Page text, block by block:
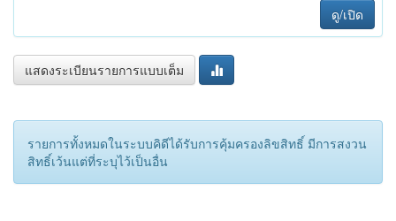
ดู/เปิด
แสดงระเบียนรายการแบบเต็ม
รายการทั้งหมดในระบบคิดีได้รับการคุ้มครองลิขสิทธิ์ มีการสงวน
สิทธิ์เว้นแต่ที่ระบุไว้เป็นอื่น